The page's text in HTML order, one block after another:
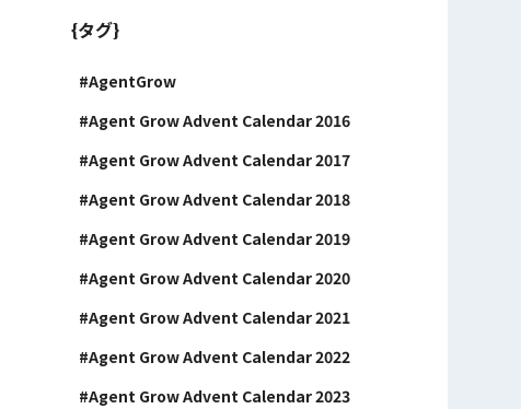
{タグ}
AgentGrow
Agent Grow Advent Calendar 2016
Agent Grow Advent Calendar 2017
Agent Grow Advent Calendar 2018
Agent Grow Advent Calendar 2019
Agent Grow Advent Calendar 2020
Agent Grow Advent Calendar 2021
Agent Grow Advent Calendar 2022
Agent Grow Advent Calendar 2023